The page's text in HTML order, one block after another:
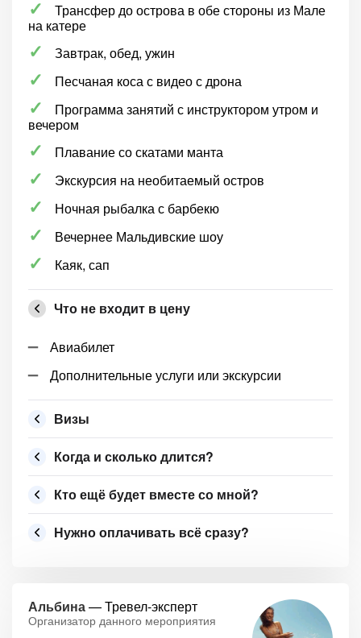
Трансфер до острова в обе стороны из Мале
на катере
Завтрак, обед, ужин
Песчаная коса с видео с дрона
Программа занятий с инструктором утром и
вечером
Плавание со скатами манта
Экскурсия на необитаемый остров
Ночная рыбалка с барбекю
Вечернее Мальдивские шоу
Каяк, сап
Что не входит в цену
Авиабилет
Дополнительные услуги или экскурсии
Визы
Когда и сколько длится?
Кто ещё будет вместе со мной?
Нужно оплачивать всё сразу?
Альбина— Тревел-эксперт
Организатор данного мероприятия